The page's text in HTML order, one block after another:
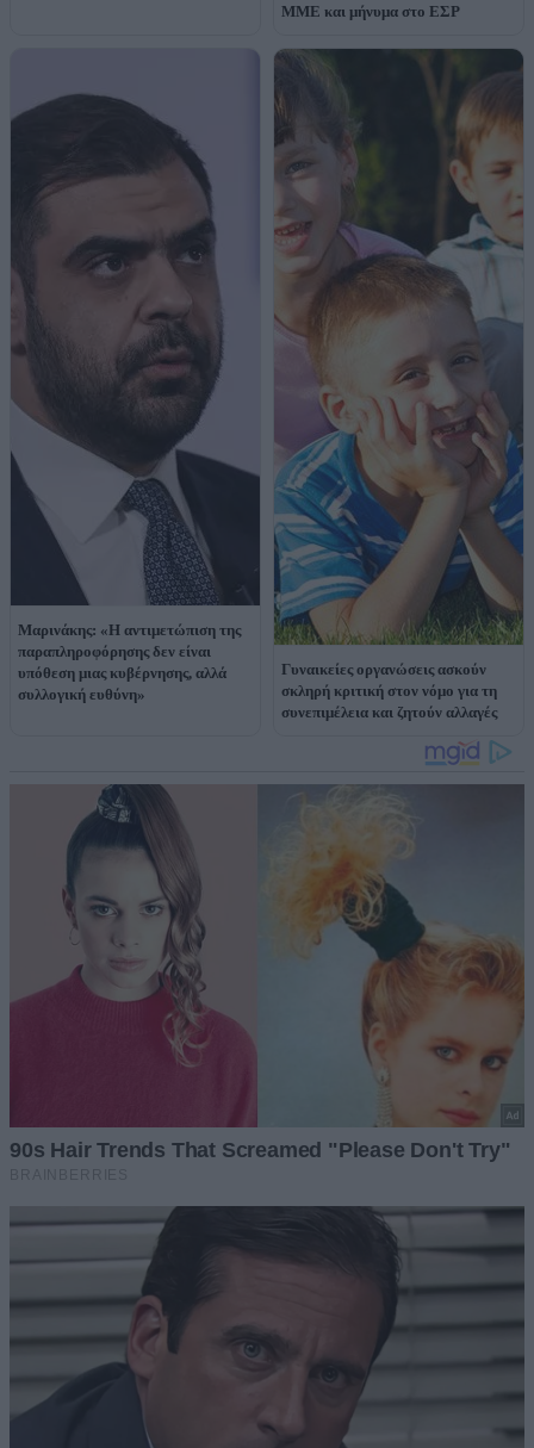
ΜΜΕ και μήνυμα στο ΕΣΡ
Μαρινάκης: «Η αντιμετώπιση της
παραπληροφόρησης δεν είναι
υπόθεση μιας κυβέρνησης, αλλά
συλλογική ευθύνη»
Γυναικείες οργανώσεις ασκούν
σκληρή κριτική στον νόμο για τη
συνεπιμέλεια και ζητούν αλλαγές